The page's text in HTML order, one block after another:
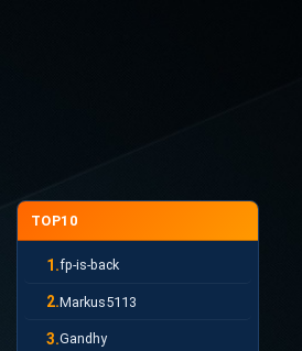
TOP10
1.fp-is-back
2.Markus5113
3.Gandhy